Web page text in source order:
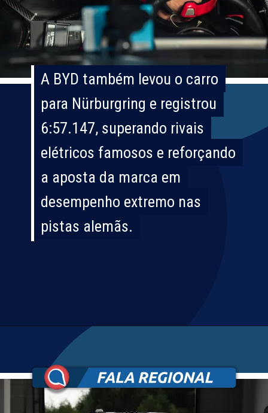
A BYD também levou o carro
para Nürburgring e registrou
6:57.147, superando rivais
elétricos famosos e reforçando
a aposta da marca em
desempenho extremo nas
pistas alemãs.
A BYD também levou o carro
para Nürburgring e registrou
6:57.147, superando rivais
elétricos famosos e reforçando
a aposta da marca em
desempenho extremo nas
pistas alemãs.